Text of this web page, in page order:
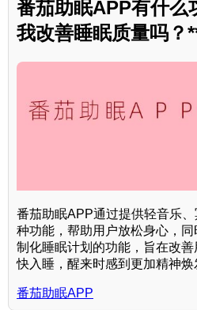
番茄助眠APP有什么
我改善睡眠质量吗？
番茄助眠APP通过提供轻音乐
种功能，帮助用户放松身心，
制化睡眠计划的功能，旨在改
快入睡，醒来时感到更加精神焕
番茄助眠APP